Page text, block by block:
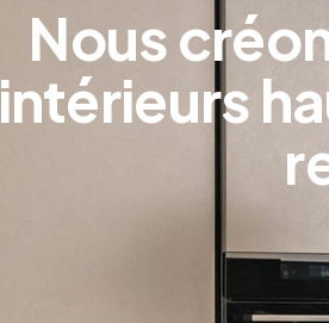
Nous
intérieurs